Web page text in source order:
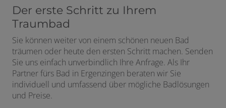
Der erste Schritt zu Ihrem
Traumbad
Sie können weiter von einem schönen neuen Bad
träumen oder heute den ersten Schritt machen. Senden
Sie uns einfach unverbindlich Ihre Anfrage. Als Ihr
Partner fürs Bad in Ergenzingen beraten wir Sie
individuell und umfassend über mögliche Badlösungen
und Preise.